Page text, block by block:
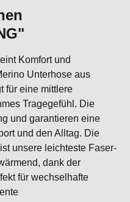
Komfort und
Unterhose aus
für eine mittlere
Tragegefühl. Die
und garantieren eine
und den Alltag. Die
unsere leichteste Faser-
dank der
für wechselhafte